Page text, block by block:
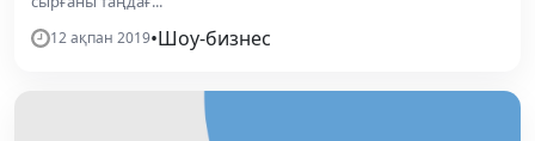
12 ақпан 2019•Шоу-бизнес